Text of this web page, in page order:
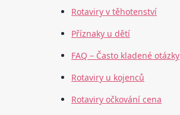
Rotaviry v těhotenství
Příznaky u dětí
FAQ – Často kladené otázky
Rotaviry u kojenců
Rotaviry očkování cena